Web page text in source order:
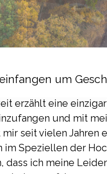
um
erzählteine
und mit
mir seit vielen Jahren
im Speziellen der
dass ich meine